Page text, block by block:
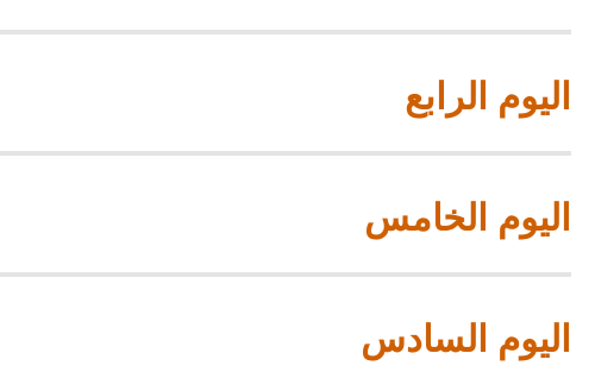
اليوم الرابع
اليوم الخامس
اليوم السادس